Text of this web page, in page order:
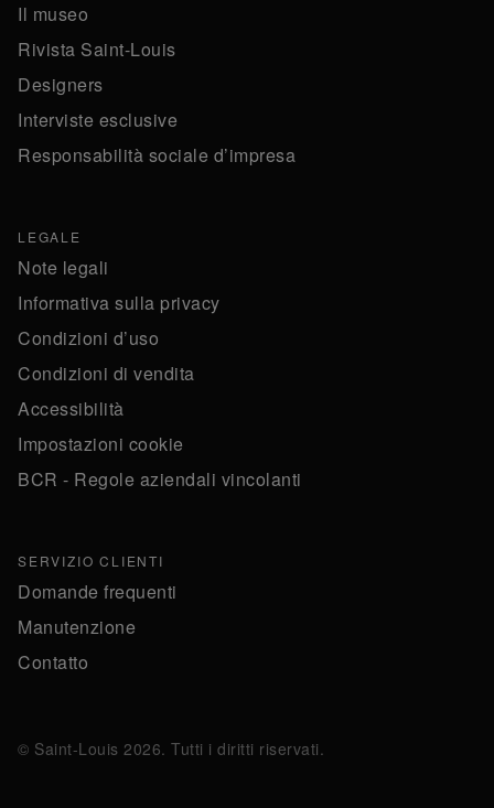
Il museo
Rivista Saint-Louis
Designers
Interviste esclusive
Responsabilità sociale d’impresa
LEGALE
Note legali
Informativa sulla privacy
Condizioni d’uso
Condizioni di vendita
Accessibilità
Impostazioni cookie
BCR - Regole aziendali vincolanti
SERVIZIO CLIENTI
Domande frequenti
Manutenzione
Contatto
© Saint-Louis 2026. Tutti i diritti riservati.